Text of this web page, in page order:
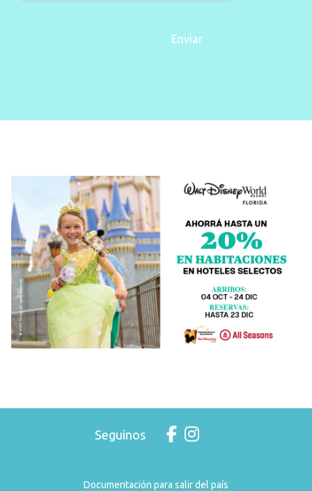
Enviar
Seguinos
Documentación para salir del país